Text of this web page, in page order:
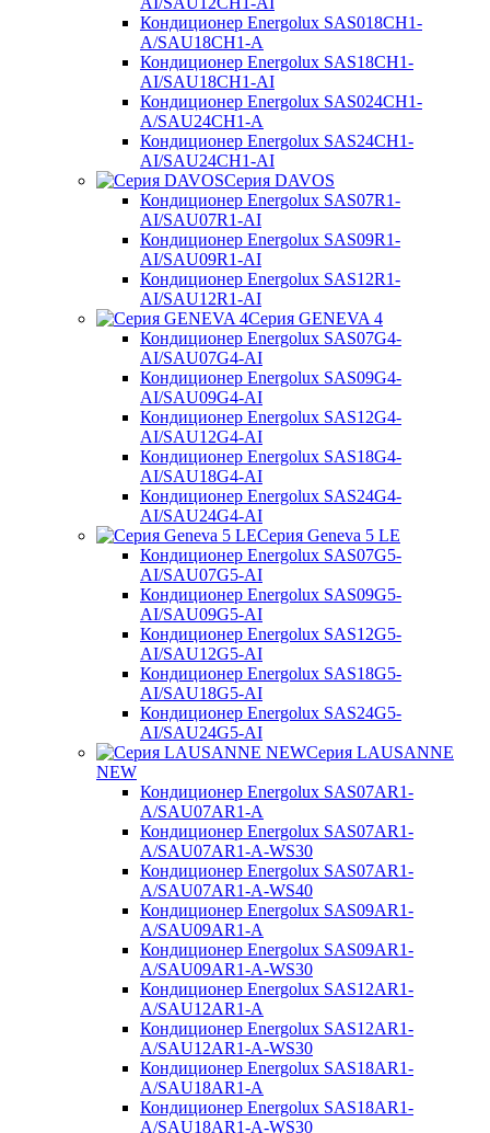
Кондиционер Energolux SAS018CH1-
A/SAU18CH1-A
Кондиционер Energolux SAS18CH1-
AI/SAU18CH1-AI
Кондиционер Energolux SAS024CH1-
A/SAU24CH1-A
Кондиционер Energolux SAS24CH1-
AI/SAU24CH1-AI
Серия DAVOS
Кондиционер Energolux SAS07R1-
AI/SAU07R1-AI
Кондиционер Energolux SAS09R1-
AI/SAU09R1-AI
Кондиционер Energolux SAS12R1-
AI/SAU12R1-AI
Серия GENEVA 4
Кондиционер Energolux SAS07G4-
AI/SAU07G4-AI
Кондиционер Energolux SAS09G4-
AI/SAU09G4-AI
Кондиционер Energolux SAS12G4-
AI/SAU12G4-AI
Кондиционер Energolux SAS18G4-
AI/SAU18G4-AI
Кондиционер Energolux SAS24G4-
AI/SAU24G4-AI
Серия Geneva 5 LE
Кондиционер Energolux SAS07G5-
AI/SAU07G5-AI
Кондиционер Energolux SAS09G5-
AI/SAU09G5-AI
Кондиционер Energolux SAS12G5-
AI/SAU12G5-AI
Кондиционер Energolux SAS18G5-
AI/SAU18G5-AI
Кондиционер Energolux SAS24G5-
AI/SAU24G5-AI
Серия LAUSANNE
NEW
Кондиционер Energolux SAS07AR1-
A/SAU07AR1-A
Кондиционер Energolux SAS07AR1-
A/SAU07AR1-A-WS30
Кондиционер Energolux SAS07AR1-
A/SAU07AR1-A-WS40
Кондиционер Energolux SAS09AR1-
A/SAU09AR1-A
Кондиционер Energolux SAS09AR1-
A/SAU09AR1-A-WS30
Кондиционер Energolux SAS12AR1-
A/SAU12AR1-A
Кондиционер Energolux SAS12AR1-
A/SAU12AR1-A-WS30
Кондиционер Energolux SAS18AR1-
A/SAU18AR1-A
Кондиционер Energolux SAS18AR1-
A/SAU18AR1-A-WS30